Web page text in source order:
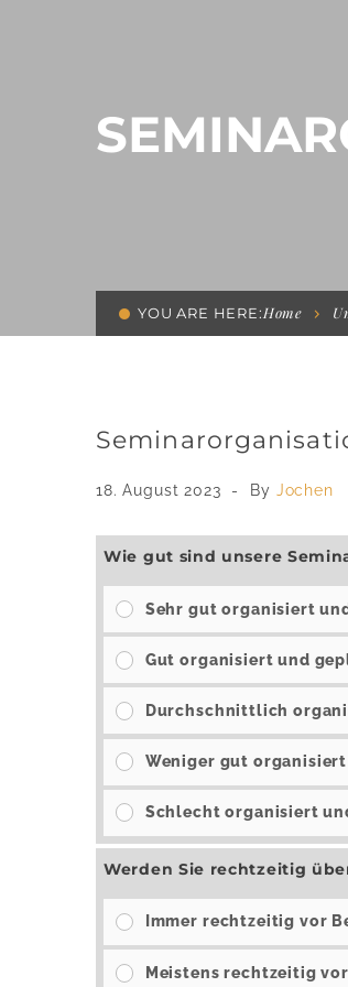
YOU ARE HERE:Home
18. August 2023 By Jochen
Wie gut sind unsere
Sehr gut organisiert
Gut organisiert und
Durchschnittlich
Weniger gut
Schlecht organisiert
Werden Sie rechtzeitig
Immer rechtzeitig vor
Meistens rechtzeitig